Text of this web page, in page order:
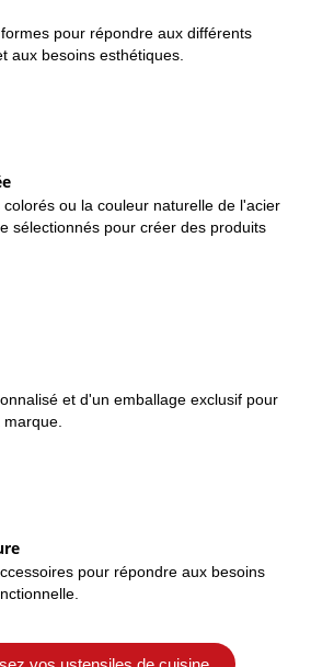
pour répondre aux différents
aux besoins esthétiques.
ou la couleur naturelle de l'acier
sélectionnés pour créer des produits
et d'un emballage exclusif pour
pour répondre aux besoins